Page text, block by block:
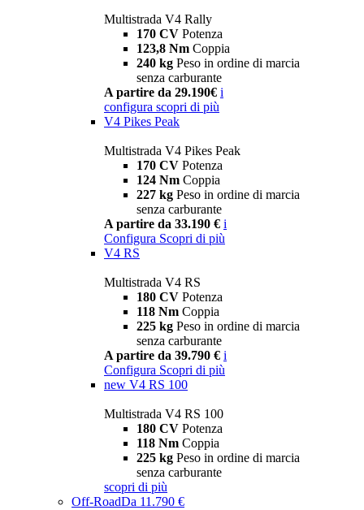
Multistrada V4 Rally
170 CV Potenza
123,8 Nm Coppia
240 kg Peso in ordine di marcia
senza carburante
A partire da 29.190€ i
configura scopri di più
V4 Pikes Peak
Multistrada V4 Pikes Peak
170 CV Potenza
124 Nm Coppia
227 kg Peso in ordine di marcia
senza carburante
A partire da 33.190 € i
Configura Scopri di più
V4 RS
Multistrada V4 RS
180 CV Potenza
118 Nm Coppia
225 kg Peso in ordine di marcia
senza carburante
A partire da 39.790 € i
Configura Scopri di più
new V4 RS 100
Multistrada V4 RS 100
180 CV Potenza
118 Nm Coppia
225 kg Peso in ordine di marcia
senza carburante
scopri di più
Off-RoadDa 11.790 €